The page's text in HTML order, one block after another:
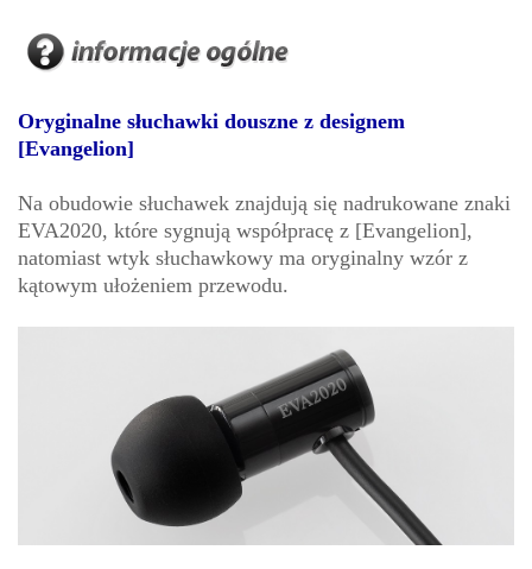
Oryginalne słuchawki douszne z designem
[Evangelion]
Na obudowie słuchawek znajdują się nadrukowane znaki
EVA2020, które sygnują współpracę z [Evangelion],
natomiast wtyk słuchawkowy ma oryginalny wzór z
kątowym ułożeniem przewodu.